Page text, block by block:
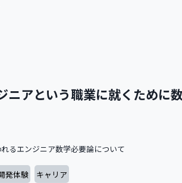
ニアという職業に就くために
れるエンジニア数学必要論について
発体験 キャリア